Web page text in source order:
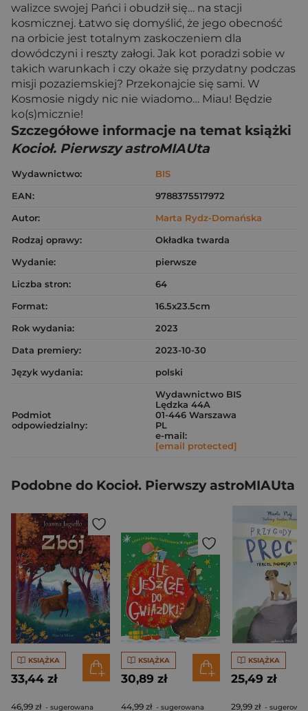
walizce swojej Pańci i obudził się… na stacji
kosmicznej. Łatwo się domyślić, że jego obecność
na orbicie jest totalnym zaskoczeniem dla
dowódczyni i reszty załogi. Jak kot poradzi sobie w
takich warunkach i czy okaże się przydatny podczas
misji pozaziemskiej? Przekonajcie się sami. W
Kosmosie nigdy nic nie wiadomo… Miau! Będzie
ko(s)micznie!
Szczegółowe informacje na temat książki
Kocioł. Pierwszy astroMIAUta
Wydawnictwo:
BIS
EAN:
9788375517972
Autor:
Marta Rydz-Domańska
Rodzaj oprawy:
Okładka twarda
Wydanie:
pierwsze
Liczba stron:
64
Format:
16.5x23.5cm
Rok wydania:
2023
Data premiery:
2023-10-30
Język wydania:
polski
Podmiot
odpowiedzialny:
Wydawnictwo BIS
Lędzka 44A
01-446 Warszawa
PL
e-mail:
[email protected]
Podobne do Kocioł. Pierwszy astroMIAUta
KSIĄŻKA
33,44 zł
46,99 zł - sugerowana
KSIĄŻKA
30,89 zł
44,99 zł - sugerowana
KSIĄŻKA
25,49 zł
29,99 zł -